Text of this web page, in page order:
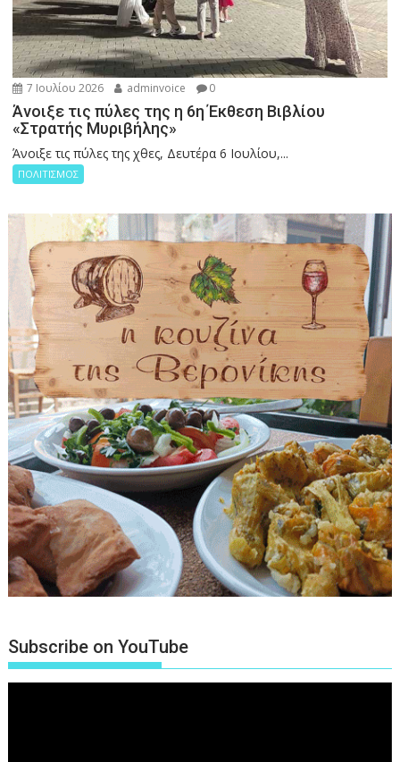
7 Ιουλίου 2026 adminvoice 0
Άνοιξε τις πύλες της η 6η Έκθεση Βιβλίου
«Στρατής Μυριβήλης»
Άνοιξε τις πύλες της χθες, Δευτέρα 6 Ιουλίου,...
ΠΟΛΙΤΙΣΜΟΣ
Subscribe on YouTube